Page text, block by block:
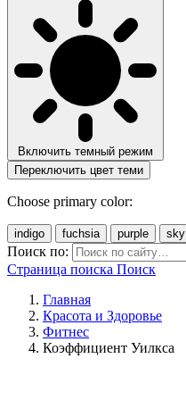
Включить темный режим
Переключить цвет теми
Choose primary color:
indigo fuchsia purple sky
Поиск по:
Страница поиска Поиск
Главная
Красота и Здоровье
Фитнес
Коэффициент Уилкса